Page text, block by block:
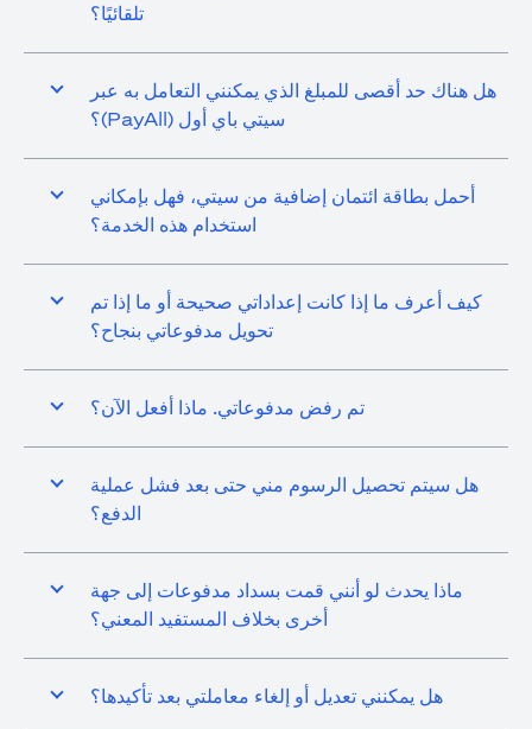
تلقائيًا؟
هل هناك حد أقصى للمبلغ الذي يمكنني التعامل به عبر
سيتي باي أول (PayAll)؟
أحمل بطاقة ائتمان إضافية من سيتي، فهل بإمكاني
استخدام هذه الخدمة؟
كيف أعرف ما إذا كانت إعداداتي صحيحة أو ما إذا تم
تحويل مدفوعاتي بنجاح؟
تم رفض مدفوعاتي. ماذا أفعل الآن؟
هل سيتم تحصيل الرسوم مني حتى بعد فشل عملية
الدفع؟
ماذا يحدث لو أنني قمت بسداد مدفوعات إلى جهة
أخرى بخلاف المستفيد المعني؟
هل يمكنني تعديل أو إلغاء معاملتي بعد تأكيدها؟